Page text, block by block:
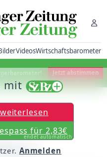
VideosWirtschaftsbarometer
Jetzt abstimmen
mit
für 2,83€
endet automatisch
Anmelden